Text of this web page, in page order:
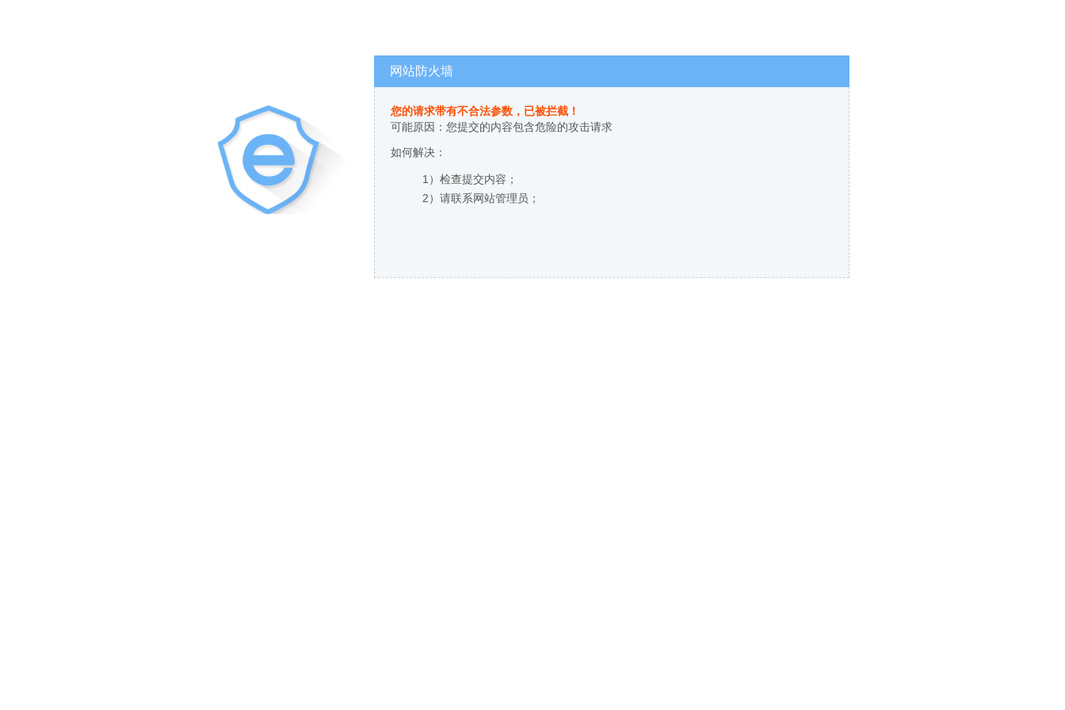
网站防火墙
您的请求带有不合法参数，已被拦截！
可能原因：您提交的内容包含危险的攻击请求
如何解决：
1）检查提交内容；
2）请联系网站管理员；